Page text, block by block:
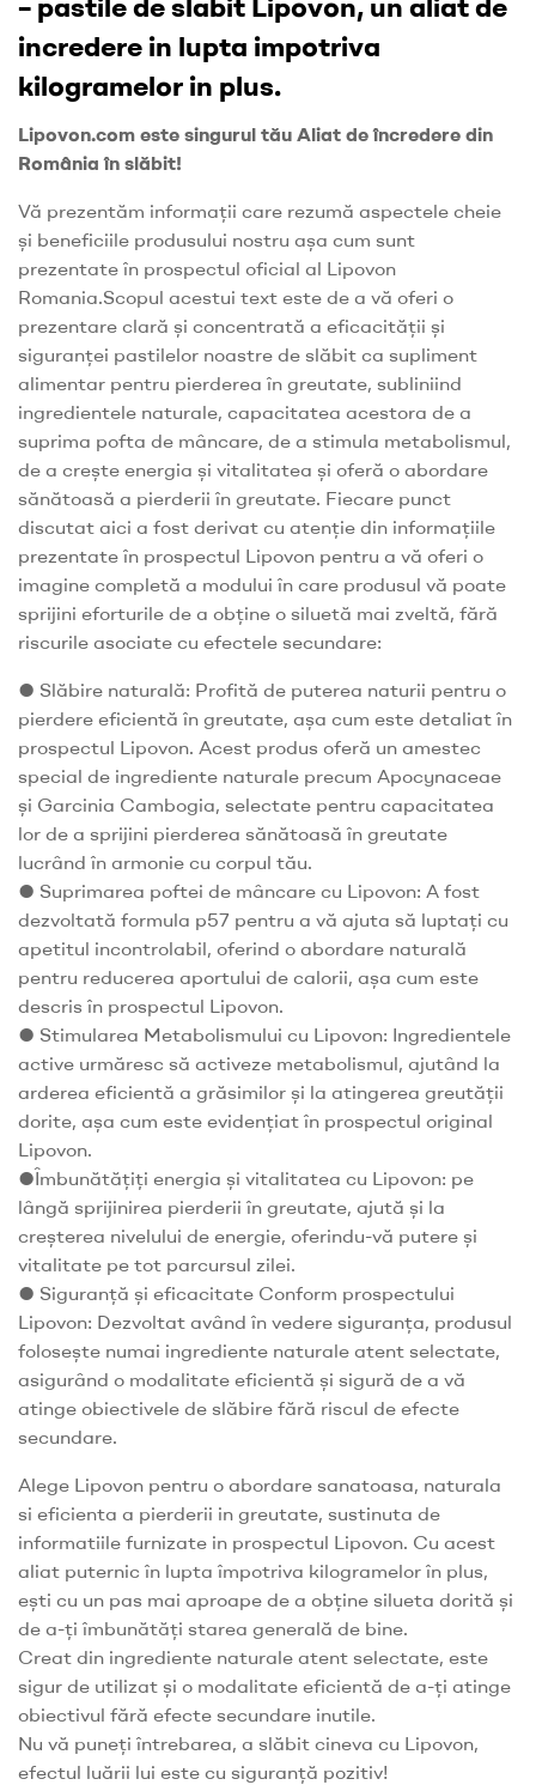
incredere in lupta impotriva
kilogramelor in plus.
Lipovon.com este singurul tău Aliat de încredere din
România în slăbit!
Vă prezentăm informații care rezumă aspectele cheie
și beneficiile produsului nostru așa cum sunt
prezentate în prospectul oficial al Lipovon
Romania.Scopul acestui text este de a vă oferi o
prezentare clară și concentrată a eficacității și
siguranței pastilelor noastre de slăbit ca supliment
alimentar pentru pierderea în greutate, subliniind
ingredientele naturale, capacitatea acestora de a
suprima pofta de mâncare, de a stimula metabolismul,
de a crește energia și vitalitatea și oferă o abordare
sănătoasă a pierderii în greutate. Fiecare punct
discutat aici a fost derivat cu atenție din informațiile
prezentate în prospectul Lipovon pentru a vă oferi o
imagine completă a modului în care produsul vă poate
sprijini eforturile de a obține o siluetă mai zveltă, fără
riscurile asociate cu efectele secundare:
● Slăbire naturală: Profită de puterea naturii pentru o
pierdere eficientă în greutate, așa cum este detaliat în
prospectul Lipovon. Acest produs oferă un amestec
special de ingrediente naturale precum Apocynaceae
și Garcinia Cambogia, selectate pentru capacitatea
lor de a sprijini pierderea sănătoasă în greutate
lucrând în armonie cu corpul tău.
● Suprimarea poftei de mâncare cu Lipovon: A fost
dezvoltată formula p57 pentru a vă ajuta să luptați cu
apetitul incontrolabil, oferind o abordare naturală
pentru reducerea aportului de calorii, așa cum este
descris în prospectul Lipovon.
● Stimularea Metabolismului cu Lipovon: Ingredientele
active urmăresc să activeze metabolismul, ajutând la
arderea eficientă a grăsimilor și la atingerea greutății
dorite, așa cum este evidențiat în prospectul original
Lipovon.
●Îmbunătățiți energia și vitalitatea cu Lipovon: pe
lângă sprijinirea pierderii în greutate, ajută și la
creșterea nivelului de energie, oferindu-vă putere și
vitalitate pe tot parcursul zilei.
● Siguranță și eficacitate Conform prospectului
Lipovon: Dezvoltat având în vedere siguranța, produsul
folosește numai ingrediente naturale atent selectate,
asigurând o modalitate eficientă și sigură de a vă
atinge obiectivele de slăbire fără riscul de efecte
secundare.
Alege Lipovon pentru o abordare sanatoasa, naturala
si eficienta a pierderii in greutate, sustinuta de
informatiile furnizate in prospectul Lipovon. Cu acest
aliat puternic în lupta împotriva kilogramelor în plus,
ești cu un pas mai aproape de a obține silueta dorită și
de a-ți îmbunătăți starea generală de bine.
Creat din ingrediente naturale atent selectate, este
sigur de utilizat și o modalitate eficientă de a-ți atinge
obiectivul fără efecte secundare inutile.
Nu vă puneți întrebarea, a slăbit cineva cu Lipovon,
efectul luării lui este cu siguranță pozitiv!